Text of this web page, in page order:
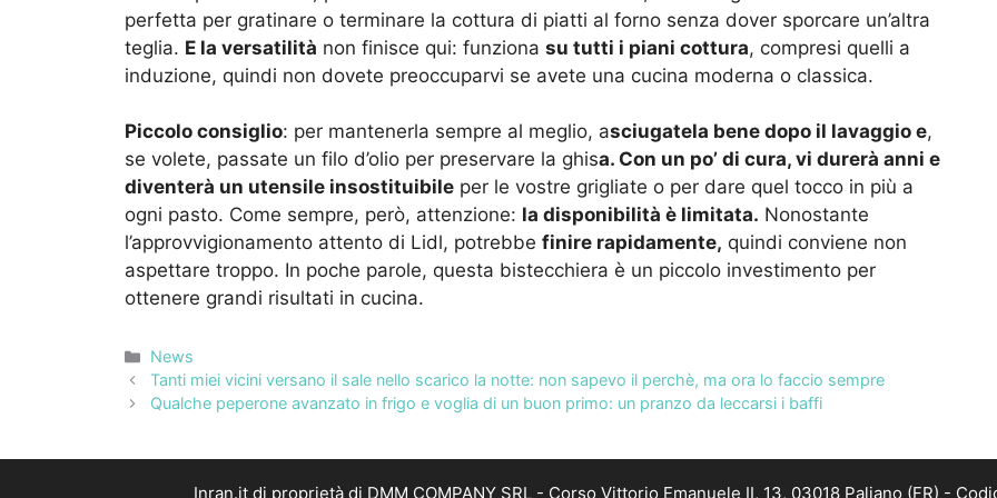
perfetta per gratinare o terminare la cottura di piatti al forno senza dover sporcare un’altra
teglia. E la versatilità non finisce qui: funziona su tutti i piani cottura, compresi quelli a
induzione, quindi non dovete preoccuparvi se avete una cucina moderna o classica.
Piccolo consiglio: per mantenerla sempre al meglio, asciugatela bene dopo il lavaggio e,
se volete, passate un filo d’olio per preservare la ghisa. Con un po’ di cura, vi durerà anni e
diventerà un utensile insostituibile per le vostre grigliate o per dare quel tocco in più a
ogni pasto. Come sempre, però, attenzione: la disponibilità è limitata. Nonostante
l’approvvigionamento attento di Lidl, potrebbe finire rapidamente, quindi conviene non
aspettare troppo. In poche parole, questa bistecchiera è un piccolo investimento per
ottenere grandi risultati in cucina.
Categorie
News
Tanti miei vicini versano il sale nello scarico la notte: non sapevo il perchè, ma ora lo faccio sempre
Qualche peperone avanzato in frigo e voglia di un buon primo: un pranzo da leccarsi i baffi
Inran.it di proprietà di DMM COMPANY SRL - Corso Vittorio Emanuele II, 13, 03018 Paliano (FR) -